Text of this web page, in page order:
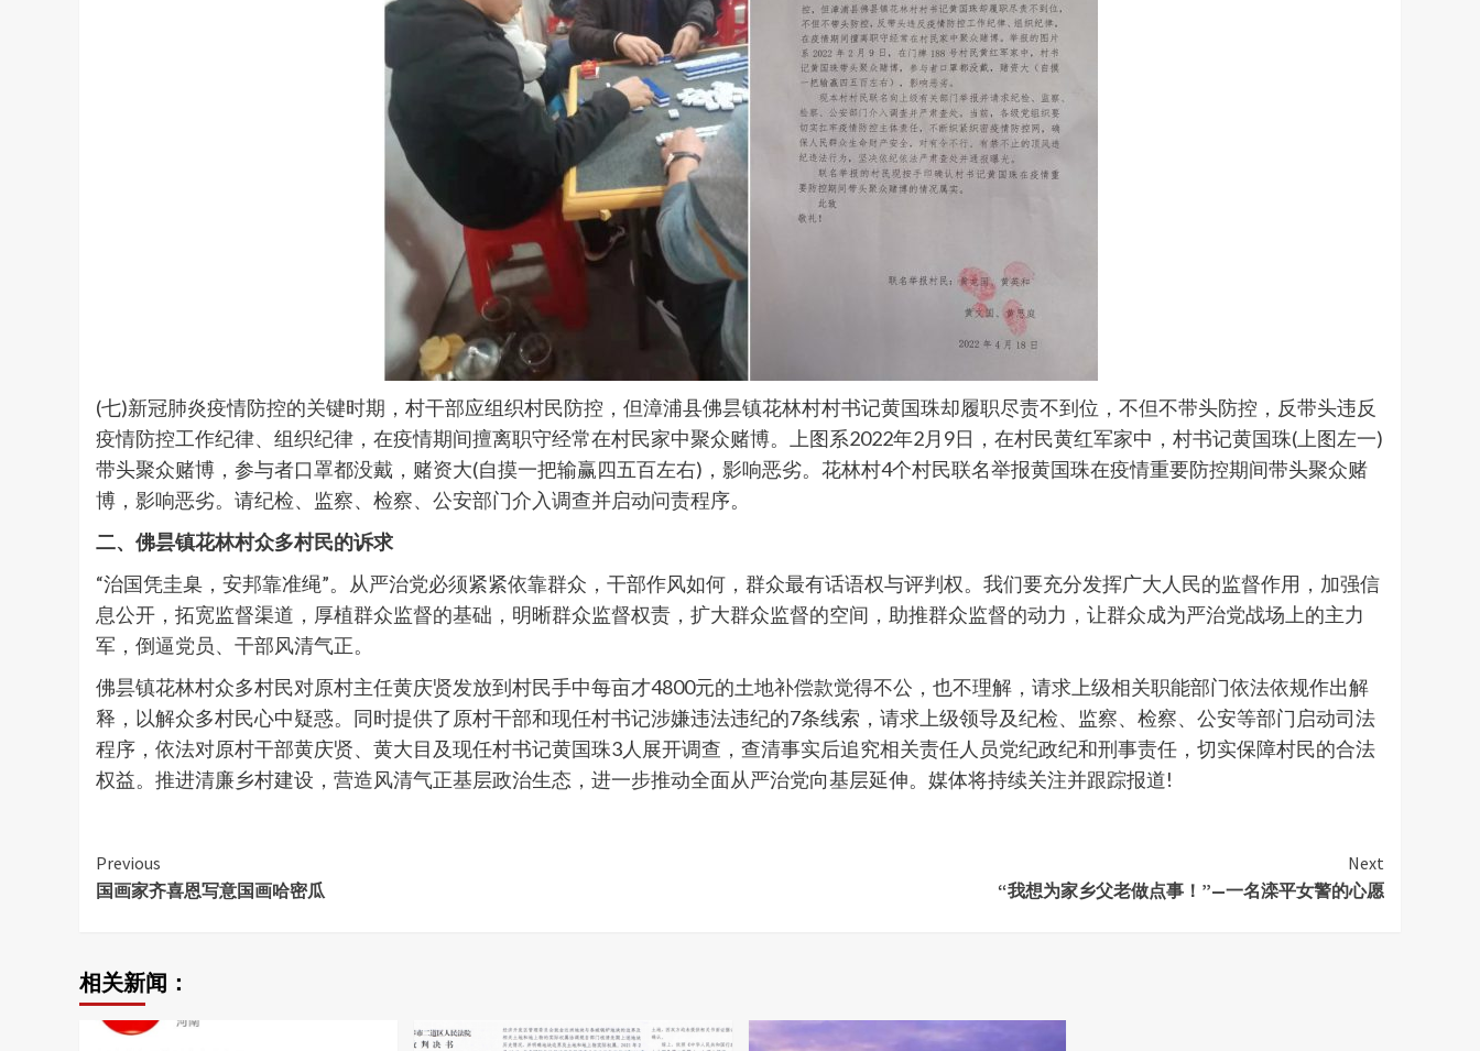
(七)新冠肺炎疫情防控的关键时期，村干部应组织村民防控，但漳浦县佛昙镇花林村村书记黄国珠却履职尽责不到位，不但不带头防控，反带头违反
疫情防控工作纪律、组织纪律，在疫情期间擅离职守经常在村民家中聚众赌博。上图系2022年2月9日，在村民黄红军家中，村书记黄国珠(上图左一)
带头聚众赌博，参与者口罩都没戴，赌资大(自摸一把输赢四五百左右)，影响恶劣。花林村4个村民联名举报黄国珠在疫情重要防控期间带头聚众赌
博，影响恶劣。请纪检、监察、检察、公安部门介入调查并启动问责程序。
二、佛昙镇花林村众多村民的诉求
“治国凭圭臬，安邦靠准绳”。从严治党必须紧紧依靠群众，干部作风如何，群众最有话语权与评判权。我们要充分发挥广大人民的监督作用，加强信
息公开，拓宽监督渠道，厚植群众监督的基础，明晰群众监督权责，扩大群众监督的空间，助推群众监督的动力，让群众成为严治党战场上的主力
军，倒逼党员、干部风清气正。
佛昙镇花林村众多村民对原村主任黄庆贤发放到村民手中每亩才4800元的土地补偿款觉得不公，也不理解，请求上级相关职能部门依法依规作出解
释，以解众多村民心中疑惑。同时提供了原村干部和现任村书记涉嫌违法违纪的7条线索，请求上级领导及纪检、监察、检察、公安等部门启动司法
程序，依法对原村干部黄庆贤、黄大目及现任村书记黄国珠3人展开调查，查清事实后追究相关责任人员党纪政纪和刑事责任，切实保障村民的合法
权益。推进清廉乡村建设，营造风清气正基层政治生态，进一步推动全面从严治党向基层延伸。媒体将持续关注并跟踪报道!
Continue
Reading
Previous
国画家齐喜恩写意国画哈密瓜
Next
“我想为家乡父老做点事！”—一名滦平女警的心愿
相关新闻：